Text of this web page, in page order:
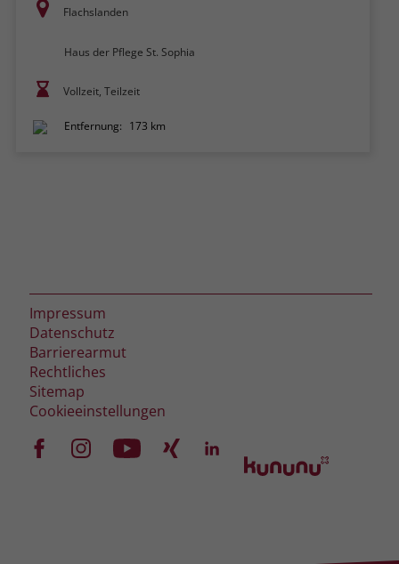
Flachslanden
Haus der Pflege St. Sophia
Vollzeit, Teilzeit
Entfernung: 173 km
Impressum
Datenschutz
Barrierearmut
Rechtliches
Sitemap
Cookieeinstellungen